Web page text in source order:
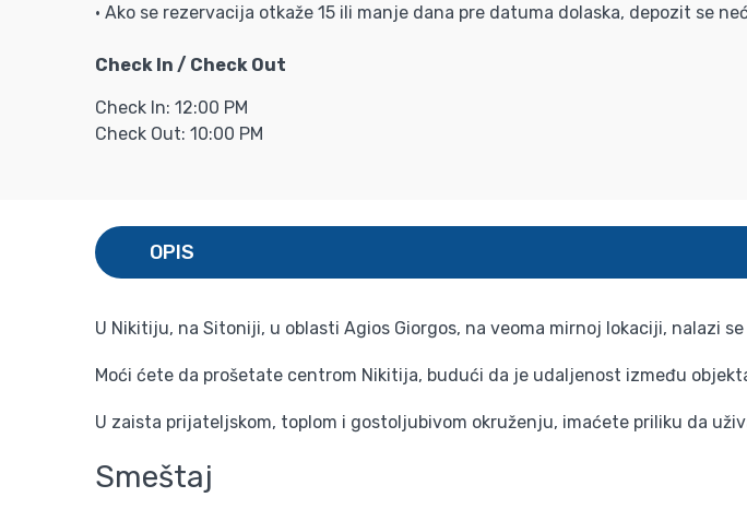
• Ako se rezervacija otkaže 15 ili manje dana pre datuma dolaska, depozit se
Check In / Check Out
Check In: 12:00 PM
Check Out: 10:00 PM
OPIS
U Nikitiju, na Sitoniji, u oblasti Agios Giorgos, na veoma mirnoj lokaciji, nalazi
Moći ćete da prošetate centrom Nikitija, budući da je udaljenost između
U zaista prijateljskom, toplom i gostoljubivom okruženju, imaćete priliku da
Smeštaj